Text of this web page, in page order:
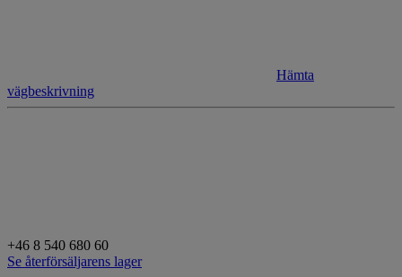
Hämta
vägbeskrivning
+46 8 540 680 60
Se återförsäljarens lager